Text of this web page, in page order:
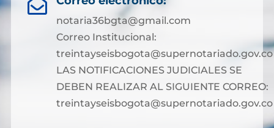

notaria36bgta@gmail.com
Correo Institucional:
treintayseisbogota@supernotariado.gov.co
LAS NOTIFICACIONES JUDICIALES SE
DEBEN REALIZAR AL SIGUIENTE CORREO:
treintayseisbogota@supernotariado.gov.co